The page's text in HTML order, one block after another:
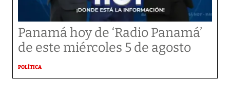
Panamá hoy de ‘Radio Panamá’
de este miércoles 5 de agosto
POLÍTICA